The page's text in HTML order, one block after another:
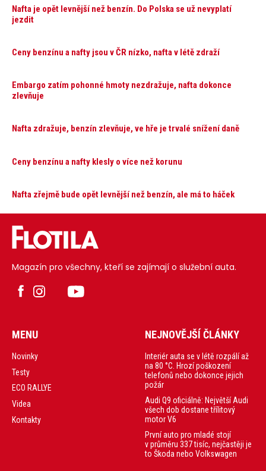
Nafta je opět levnější než benzín. Do Polska se už nevyplatí
jezdit
Ceny benzínu a nafty jsou v ČR nízko, nafta v létě zdraží
Embargo zatím pohonné hmoty nezdražuje, nafta dokonce
zlevňuje
Nafta zdražuje, benzín zlevňuje, ve hře je trvalé snížení daně
Ceny benzínu a nafty klesly o více než korunu
Nafta zřejmě bude opět levnější než benzín, ale má to háček
Magazín pro všechny, kteří se zajímají o služební auta.
MENU
Novinky
Testy
ECO RALLYE
Videa
Kontakty
NEJNOVĚJŠÍ ČLÁNKY
Interiér auta se v létě rozpálí až
na 80 °C. Hrozí poškození
telefonů nebo dokonce jejich
požár
Audi Q9 oficiálně: Největší Audi
všech dob dostane třílitový
motor V6
První auto pro mladé stojí
v průměru 337 tisíc, nejčastěji je
to Škoda nebo Volkswagen